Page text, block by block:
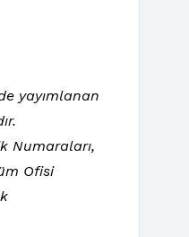
yayımlanan
Numaraları,
Ofisi